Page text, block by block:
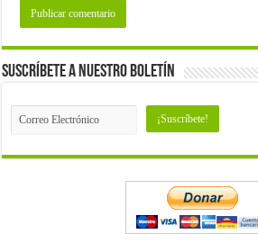
Suscríbete a nuestro Boletín